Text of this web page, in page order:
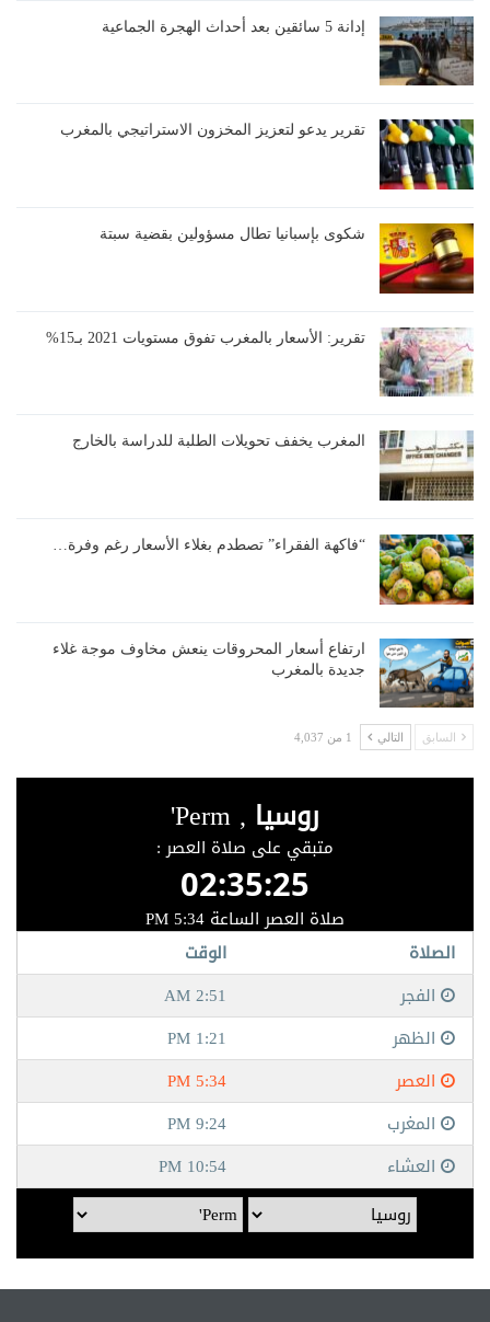
إدانة 5 سائقين بعد أحداث الهجرة الجماعية
تقرير يدعو لتعزيز المخزون الاستراتيجي بالمغرب
شكوى بإسبانيا تطال مسؤولين بقضية سبتة
تقرير: الأسعار بالمغرب تفوق مستويات 2021 بـ15%
المغرب يخفف تحويلات الطلبة للدراسة بالخارج
“فاكهة الفقراء” تصطدم بغلاء الأسعار رغم وفرة…
ارتفاع أسعار المحروقات ينعش مخاوف موجة غلاء
جديدة بالمغرب
السابق التالي 1 من 4,037